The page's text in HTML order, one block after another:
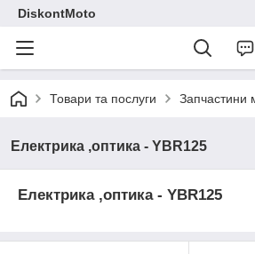
DiskontMoto
Товари та послуги Запчастини
Електрика ,оптика - YBR125
Електрика ,оптика - YBR125